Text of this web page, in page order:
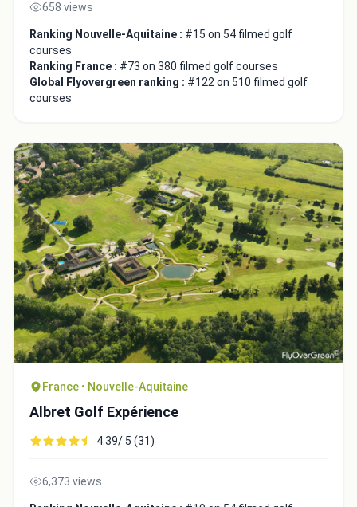
658 views
Ranking Nouvelle-Aquitaine : #15 on 54 filmed golf
courses
Ranking France : #73 on 380 filmed golf courses
Global Flyovergreen ranking : #122 on 510 filmed golf
courses
France • Nouvelle-Aquitaine
Albret Golf Expérience
4.39/ 5 (31)
6,373 views
Integrate video
Video choice: